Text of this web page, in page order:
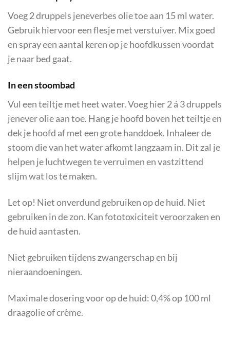
Voeg 2 druppels jeneverbes olie toe aan 15 ml water.
Gebruik hiervoor een flesje met verstuiver. Mix goed
en spray een aantal keren op je hoofdkussen voordat
je naar bed gaat.
In een stoombad
Vul een teiltje met heet water. Voeg hier 2 á 3 druppels
jenever olie aan toe. Hang je hoofd boven het teiltje en
dek je hoofd af met een grote handdoek. Inhaleer de
stoom die van het water afkomt langzaam in. Dit zal je
helpen je luchtwegen te verruimen en vastzittend
slijm wat los te maken.
Let op! Niet onverdund gebruiken op de huid. Niet
gebruiken in de zon. Kan fototoxiciteit veroorzaken en
de huid aantasten.
Niet gebruiken tijdens zwangerschap en bij
nieraandoeningen.
Maximale dosering voor op de huid: 0,4% op 100 ml
draagolie of crème.